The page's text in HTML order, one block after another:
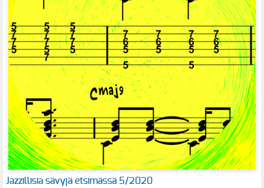
Jazzillisia sävyjä etsimässä 5/2020